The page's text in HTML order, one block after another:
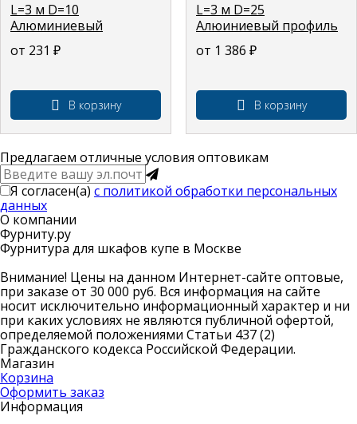
L=3 м D=10
Алюминиевый
профиль пруток
от 231 ₽
В корзину
L=3 м D=25
Алюиниевый профиль
пруток АД31
от 1 386 ₽
В корзину
Предлагаем отличные условия оптовикам
Я согласен(a) с политикой обработки персональных
данных
О компании
Фурниту.ру
Фурнитура для шкафов купе в Москве
Внимание! Цены на данном Интернет-сайте оптовые,
при заказе от 30 000 руб. Вся информация на сайте
носит исключительно информационный характер и ни
при каких условиях не являются публичной офертой,
определяемой положениями Статьи 437 (2)
Гражданского кодекса Российской Федерации.
Магазин
Корзина
Оформить заказ
Информация